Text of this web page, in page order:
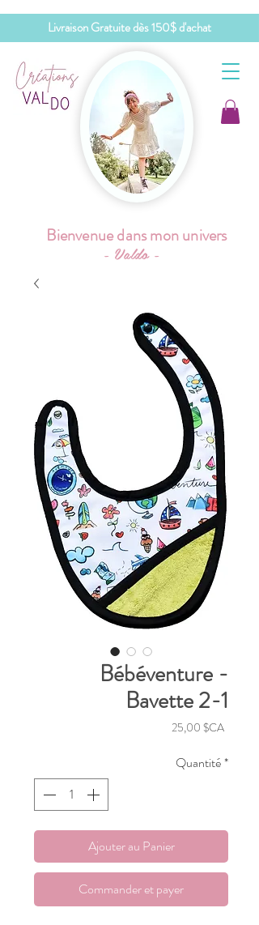
Livraison Gratuite dès 150$ d'achat
- Valdo -
Bienvenue dans mon univers
Bébéventure -
Bavette 2-1
25,00 $CAPrix
Quantité*
Ajouter au Panier
Commander et payer